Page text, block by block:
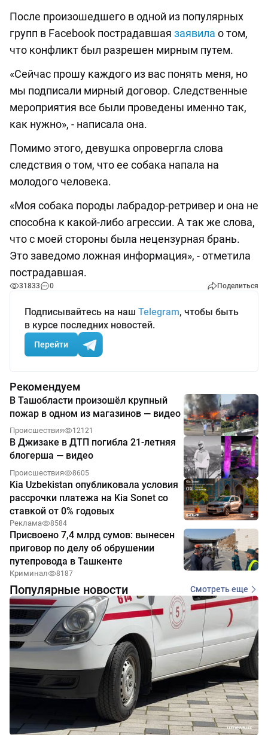
После произошедшего в одной из популярных
групп в Facebook пострадавшая заявила о том,
что конфликт был разрешен мирным путем.
«Сейчас прошу каждого из вас понять меня, но
мы подписали мирный договор. Следственные
мероприятия все были проведены именно так,
как нужно», - написала она.
Помимо этого, девушка опровергла слова
следствия о том, что ее собака напала на
молодого человека.
«Моя собака породы лабрадор-ретривер и она не
способна к какой-либо агрессии. А так же слова,
что с моей стороны была нецензурная брань.
Это заведомо ложная информация», - отметила
пострадавшая.
31833 0 Поделиться
Подписывайтесь на наш Telegram, чтобы быть
в курсе последних новостей.
Перейти
Рекомендуем
В Ташобласти произошёл крупный
пожар в одном из магазинов — видео
Происшествия 12121
В Джизаке в ДТП погибла 21-летняя
блогерша — видео
Происшествия 8605
Kia Uzbekistan опубликовала условия
рассрочки платежа на Kia Sonet со
ставкой от 0% годовых
Реклама 8584
Присвоено 7,4 млрд сумов: вынесен
приговор по делу об обрушении
путепровода в Ташкенте
Криминал 8187
Популярные новости Смотреть еще